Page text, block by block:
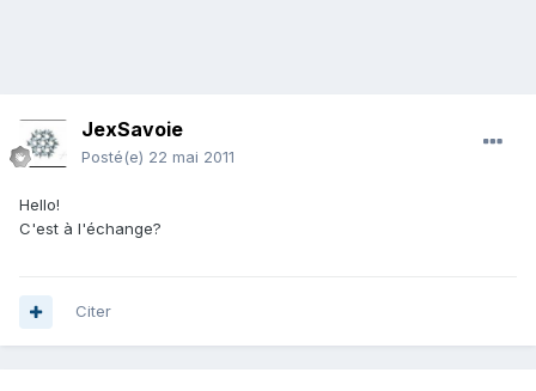
JexSavoie
Posté(e) 22 mai 2011
Hello!
C'est à l'échange?
Citer